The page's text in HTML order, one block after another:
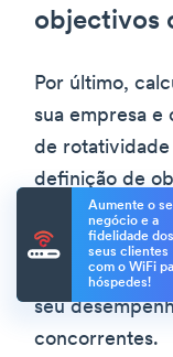
objectivos
Por último,
sua empresa e
de
definição de
uma das
negócios. As
sector
seu
concorrentes.
Aumente o
negócio e a
fidelidade dos
seus clientes
com o WiFi
hóspedes!